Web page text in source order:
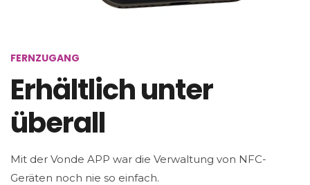
FERNZUGANG
Erhältlich unter
überall
Mit der Vonde APP war die Verwaltung von NFC-
Geräten noch nie so einfach.